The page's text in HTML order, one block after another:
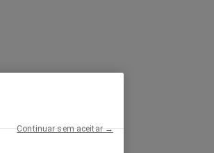
Continuar sem aceitar →